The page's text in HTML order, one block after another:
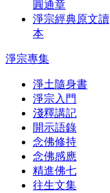
圓通章
淨宗經典原文讀
本
淨宗專集
淨土隨身書
淨宗入門
淺釋講記
開示語錄
念佛修持
念佛感應
精進佛七
往生文集